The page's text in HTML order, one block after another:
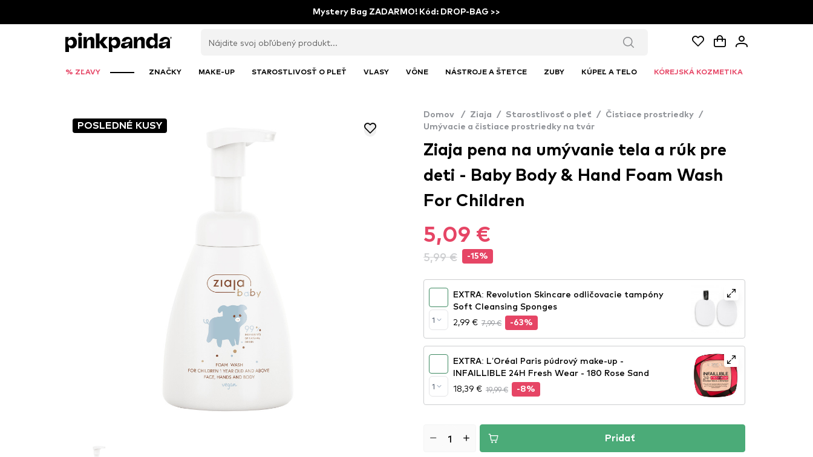
Mystery Bag ZADARMO! Kód: DROP-BAG >>
% ZĽAVY ZNAČKY MAKE-UP STAROSTLIVOSŤ O PLEŤ VLASY VÔNE NÁSTROJE A ŠTETCE ZUBY KÚPEĽ A TELO KÓREJSKÁ KOZMETIKA
POSLEDNÉ KUSY
Domov / Ziaja / Starostlivosť o pleť / Čistiace prostriedky /
Umývacie a čistiace prostriedky na tvár
Ziaja pena na umývanie tela a rúk pre
deti - Baby Body & Hand Foam Wash
For Children
5,09 €
5,99 € -15%
1
EXTRA: Revolution Skincare odličovacie tampóny
Soft Cleansing Sponges
2,99 € 7,99 € -63%
1
EXTRA: L’Oréal Paris púdrový make-up -
INFAILLIBLE 24H Fresh Wear - 180 Rose Sand
18,39 € 19,99 € -8%
Pridať